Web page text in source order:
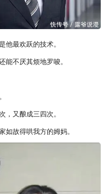
他最欢跃的技术。
能不厌其烦地罗唆。
，又酿成三四次。
如故得哄我方的姆妈。